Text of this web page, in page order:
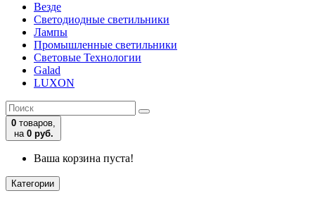
Везде
Cветодиодные светильники
Лампы
Промышленные светильники
Световые Технологии
Galad
LUXON
0 товаров,
на 0 руб.
Ваша корзина пуста!
Категории